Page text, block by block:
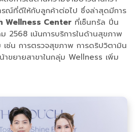
ณ์ที่ดีให้กับลูกค้าต่อไป ซึ่งล่าสุดมีการ
Wellness Center ที่เซ็นทรัล ปิ่น
2568 เน้นการบริการในด้านสุขภาพ
เช่น การตรวจสุขภาพ การดริปวิตามิน
ขยายสาขาในกลุ่ม Wellness เพิ่ม